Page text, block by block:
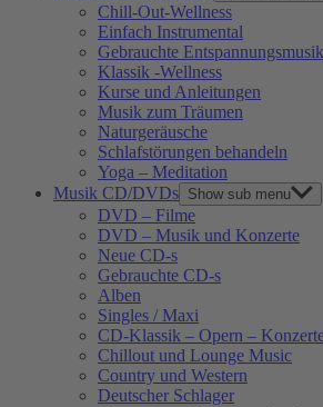
Chill-Out-Wellness
Einfach Instrumental
Gebrauchte Entspannungsmusik
Klassik -Wellness
Kurse und Anleitungen
Musik zum Träumen
Naturgeräusche
Schlafstörungen behandeln
Yoga – Meditation
Musik CD/DVDs Show sub menu
DVD – Filme
DVD – Musik und Konzerte
Neue CD-s
Gebrauchte CD-s
Alben
Singles / Maxi
CD-Klassik – Opern –
Chillout und Lounge Music
Country und Western
Deutscher Schlager